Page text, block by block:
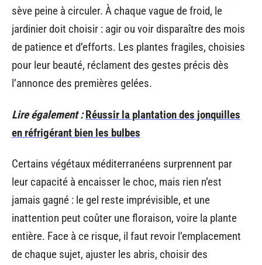
sève peine à circuler. À chaque vague de froid, le
jardinier doit choisir : agir ou voir disparaître des mois
de patience et d’efforts. Les plantes fragiles, choisies
pour leur beauté, réclament des gestes précis dès
l’annonce des premières gelées.
Lire également : Réussir la plantation des jonquilles
en réfrigérant bien les bulbes
Certains végétaux méditerranéens surprennent par
leur capacité à encaisser le choc, mais rien n’est
jamais gagné : le gel reste imprévisible, et une
inattention peut coûter une floraison, voire la plante
entière. Face à ce risque, il faut revoir l’emplacement
de chaque sujet, ajuster les abris, choisir des